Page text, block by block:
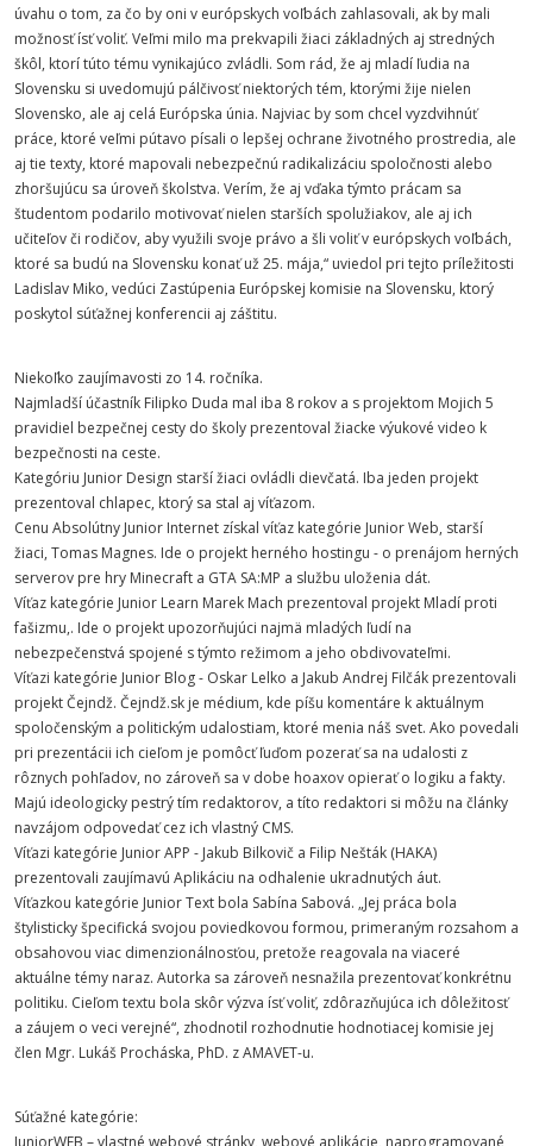
úvahu o tom, za čo by oni v európskych voľbách zahlasovali, ak by mali
možnosť ísť voliť. Veľmi milo ma prekvapili žiaci základných aj stredných
škôl, ktorí túto tému vynikajúco zvládli. Som rád, že aj mladí ľudia na
Slovensku si uvedomujú pálčivosť niektorých tém, ktorými žije nielen
Slovensko, ale aj celá Európska únia. Najviac by som chcel vyzdvihnúť
práce, ktoré veľmi pútavo písali o lepšej ochrane životného prostredia, ale
aj tie texty, ktoré mapovali nebezpečnú radikalizáciu spoločnosti alebo
zhoršujúcu sa úroveň školstva. Verím, že aj vďaka týmto prácam sa
študentom podarilo motivovať nielen starších spolužiakov, ale aj ich
učiteľov či rodičov, aby využili svoje právo a šli voliť v európskych voľbách,
ktoré sa budú na Slovensku konať už 25. mája,“ uviedol pri tejto príležitosti
Ladislav Miko, vedúci Zastúpenia Európskej komisie na Slovensku, ktorý
poskytol súťažnej konferencii aj záštitu.
Niekoľko zaujímavosti zo 14. ročníka.
Najmladší účastník Filipko Duda mal iba 8 rokov a s projektom Mojich 5
pravidiel bezpečnej cesty do školy prezentoval žiacke výukové video k
bezpečnosti na ceste.
Kategóriu Junior Design starší žiaci ovládli dievčatá. Iba jeden projekt
prezentoval chlapec, ktorý sa stal aj víťazom.
Cenu Absolútny Junior Internet získal víťaz kategórie Junior Web, starší
žiaci, Tomas Magnes. Ide o projekt herného hostingu - o prenájom herných
serverov pre hry Minecraft a GTA SA:MP a službu uloženia dát.
Víťaz kategórie Junior Learn Marek Mach prezentoval projekt Mladí proti
fašizmu,. Ide o projekt upozorňujúci najmä mladých ľudí na
nebezpečenstvá spojené s týmto režimom a jeho obdivovateľmi.
Víťazi kategórie Junior Blog - Oskar Lelko a Jakub Andrej Filčák prezentovali
projekt Čejndž. Čejndž.sk je médium, kde píšu komentáre k aktuálnym
spoločenským a politickým udalostiam, ktoré menia náš svet. Ako povedali
pri prezentácii ich cieľom je pomôcť ľuďom pozerať sa na udalosti z
rôznych pohľadov, no zároveň sa v dobe hoaxov opierať o logiku a fakty.
Majú ideologicky pestrý tím redaktorov, a títo redaktori si môžu na články
navzájom odpovedať cez ich vlastný CMS.
Víťazi kategórie Junior APP - Jakub Bilkovič a Filip Nešták (HAKA)
prezentovali zaujímavú Aplikáciu na odhalenie ukradnutých áut.
Víťazkou kategórie Junior Text bola Sabína Sabová. „Jej práca bola
štylisticky špecifická svojou poviedkovou formou, primeraným rozsahom a
obsahovou viac dimenzionálnosťou, pretože reagovala na viaceré
aktuálne témy naraz. Autorka sa zároveň nesnažila prezentovať konkrétnu
politiku. Cieľom textu bola skôr výzva ísť voliť, zdôrazňujúca ich dôležitosť
a záujem o veci verejné“, zhodnotil rozhodnutie hodnotiacej komisie jej
člen Mgr. Lukáš Procháska, PhD. z AMAVET-u.
Súťažné kategórie:
JuniorWEB – vlastné webové stránky, webové aplikácie, naprogramované